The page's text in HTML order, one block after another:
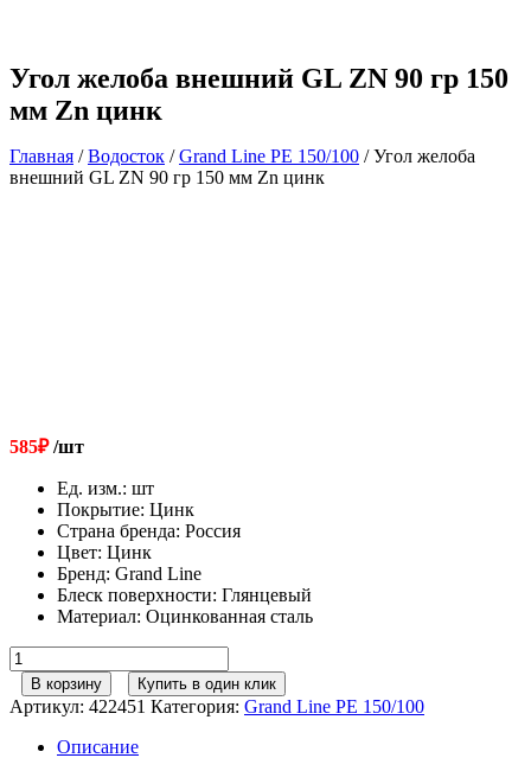
Угол желоба внешний GL ZN 90 гр 150
мм Zn цинк
Главная /Водосток /Grand Line РЕ 150/100 / Угол желоба
внешний GL ZN 90 гр 150 мм Zn цинк
585₽/шт
Ед. изм.: шт
Покрытие: Цинк
Страна бренда: Россия
Цвет: Цинк
Бренд: Grand Line
Блеск поверхности: Глянцевый
Материал: Оцинкованная сталь
Количество
товара
Угол
желоба
внешний
В корзину Купить в один клик
Артикул: 422451 Категория: Grand Line РЕ 150/100
Описание